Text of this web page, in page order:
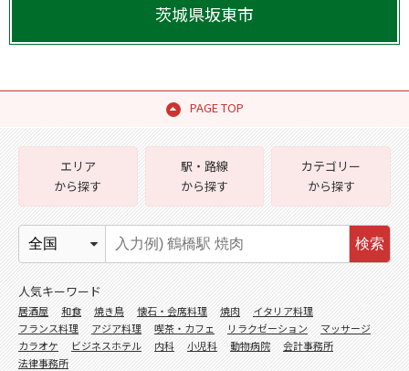
茨城県坂東市
PAGE TOP
エリア
から探す
駅・路線
から探す
カテゴリー
から探す
検索
人気キーワード
居酒屋 和食 焼き鳥 懐石・会席料理 焼肉
イタリア料理
フランス料理
アジア料理 喫茶・カフェ リラクゼーション
マッサージ
カラオケ
ビジネスホテル 内科 小児科 動物病院
会計事務所
法律事務所